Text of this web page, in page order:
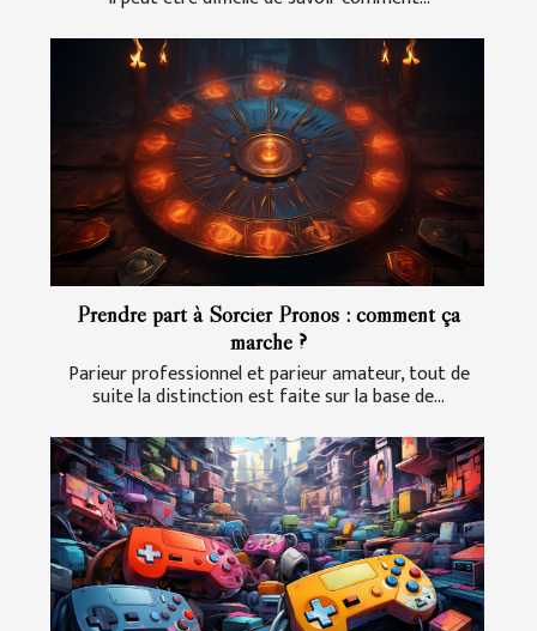
Prendre part à Sorcier Pronos : comment ça
marche ?
Parieur professionnel et parieur amateur, tout de
suite la distinction est faite sur la base de...